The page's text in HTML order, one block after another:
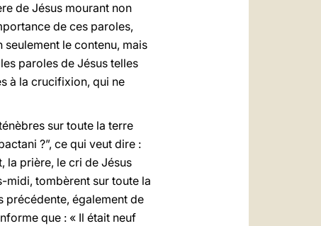
de Jésus mourant non
de ces paroles,
seulement le contenu, mais
paroles de Jésus telles
à la crucifixion, qui ne
sur toute la terre
?”, ce qui veut dire :
la prière, le cri de Jésus
midi, tombèrent sur toute la
précédente, également de
que : « Il était neuf